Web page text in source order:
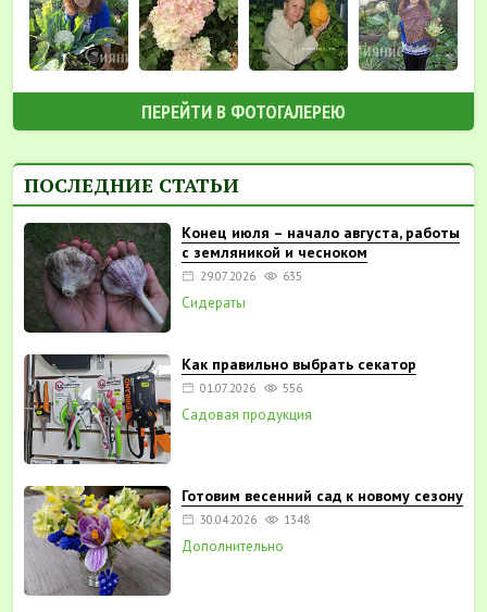
ПЕРЕЙТИ В ФОТОГАЛЕРЕЮ
ПОСЛЕДНИЕ СТАТЬИ
Конец июля – начало августа, работы
с земляникой и чесноком
29.07.2026 635
Сидераты
Как правильно выбрать секатор
01.07.2026 556
Садовая продукция
Готовим весенний сад к новому сезону
30.04.2026 1348
Дополнительно